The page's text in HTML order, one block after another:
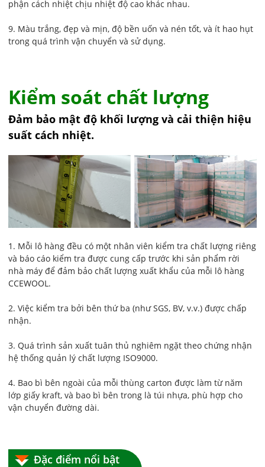
phận cách nhiệt chịu nhiệt độ cao khác nhau.
9. Màu trắng, đẹp và mịn, độ bền uốn và nén tốt, và ít hao hụt
trong quá trình vận chuyển và sử dụng.
Kiểm soát chất lượng
Đảm bảo mật độ khối lượng và cải thiện hiệu
suất cách nhiệt.
1. Mỗi lô hàng đều có một nhân viên kiểm tra chất lượng riêng
và báo cáo kiểm tra được cung cấp trước khi sản phẩm rời
nhà máy để đảm bảo chất lượng xuất khẩu của mỗi lô hàng
CCEWOOL.
2. Việc kiểm tra bởi bên thứ ba (như SGS, BV, v.v.) được chấp
nhận.
3. Quá trình sản xuất tuân thủ nghiêm ngặt theo chứng nhận
hệ thống quản lý chất lượng ISO9000.
4. Bao bì bên ngoài của mỗi thùng carton được làm từ năm
lớp giấy kraft, và bao bì bên trong là túi nhựa, phù hợp cho
vận chuyển đường dài.
Đặc điểm nổi bật